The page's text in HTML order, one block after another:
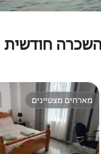
חודשית
מארחים מצטיינים
מארחים מצטיינים